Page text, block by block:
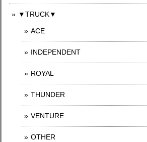
▼TRUCK▼
ACE
INDEPENDENT
ROYAL
THUNDER
VENTURE
OTHER